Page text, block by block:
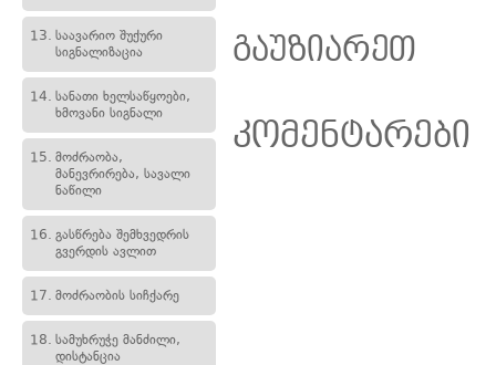
13. საავარიო შუქური
სიგნალიზაცია
14. სანათი ხელსაწყოები,
ხმოვანი სიგნალი
15. მოძრაობა,
მანევრირება, სავალი
ნაწილი
16. გასწრება შემხვედრის
გვერდის ავლით
17. მოძრაობის სიჩქარე
18. სამუხრუჭე მანძილი,
დისტანცია
გაუზიარეთ
კომენტარები